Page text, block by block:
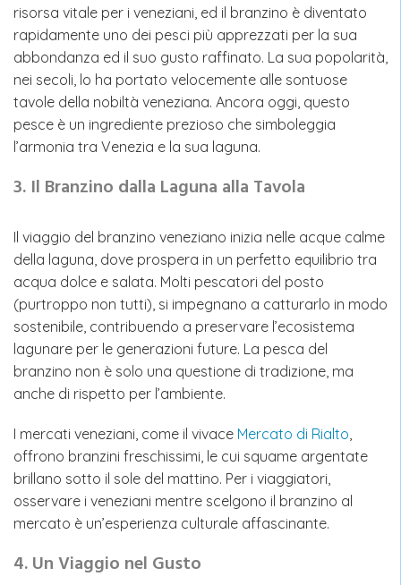
risorsa vitale per i veneziani, ed il branzino è diventato
rapidamente uno dei pesci più apprezzati per la sua
abbondanza ed il suo gusto raffinato. La sua popolarità,
nei secoli, lo ha portato velocemente alle sontuose
tavole della nobiltà veneziana. Ancora oggi, questo
pesce è un ingrediente prezioso che simboleggia
l’armonia tra Venezia e la sua laguna.
3. Il Branzino dalla Laguna alla Tavola
Il viaggio del branzino veneziano inizia nelle acque calme
della laguna, dove prospera in un perfetto equilibrio tra
acqua dolce e salata. Molti pescatori del posto
(purtroppo non tutti), si impegnano a catturarlo in modo
sostenibile, contribuendo a preservare l’ecosistema
lagunare per le generazioni future. La pesca del
branzino non è solo una questione di tradizione, ma
anche di rispetto per l’ambiente.
I mercati veneziani, come il vivace Mercato di Rialto,
offrono branzini freschissimi, le cui squame argentate
brillano sotto il sole del mattino. Per i viaggiatori,
osservare i veneziani mentre scelgono il branzino al
mercato è un’esperienza culturale affascinante.
4. Un Viaggio nel Gusto